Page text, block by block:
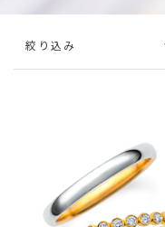
絞り込み